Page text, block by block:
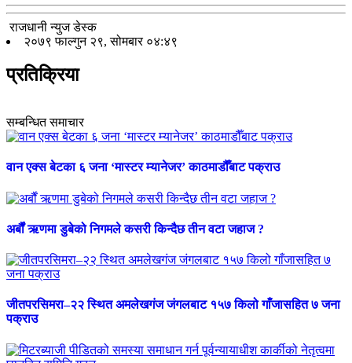
राजधानी न्युज डेस्क
२०७९ फाल्गुन २९, सोमबार ०४:४९
प्रतिक्रिया
सम्बन्धित समाचार
वान एक्स बेटका ६ जना ‘मास्टर म्यानेजर’ काठमाडौँबाट पक्राउ
अर्बौं ऋणमा डुबेको निगमले कसरी किन्दैछ तीन वटा जहाज ?
जीतपरसिमरा–२२ स्थित अमलेखगंज जंगलबाट १५७ किलो गाँजासहित ७ जना
पक्राउ